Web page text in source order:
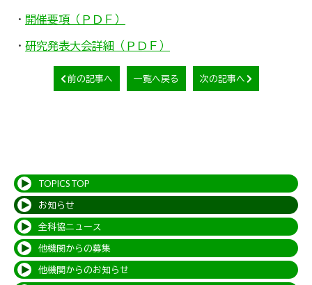
・ 開催要項（ＰＤＦ）
・ 研究発表大会詳細（ＰＤＦ）
前の記事へ 一覧へ戻る 次の記事へ
TOPICS TOP
お知らせ
全科協ニュース
他機関からの募集
他機関からのお知らせ